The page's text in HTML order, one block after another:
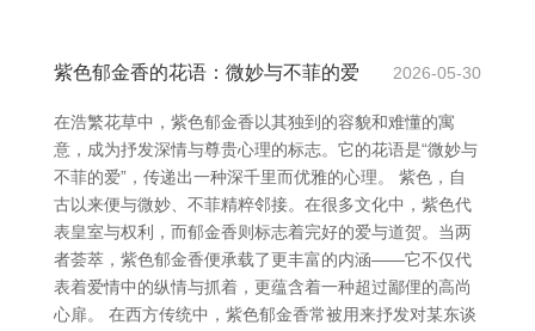
紫色郁金香的花语：微妙与不菲的爱 2026-05-30
在浩繁花草中，紫色郁金香以其独到的容貌和难懂的寓
意，成为抒发深情与尊贵心理的标志。它的花语是“微妙与
不菲的爱”，传递出一种深千里而优雅的心理。 紫色，自
古以来便与微妙、不菲精粹邻接。在很多文化中，紫色代
表皇室与权利，而郁金香则标志着完好的爱与道贺。当两
者荟萃，紫色郁金香便承载了更丰富的内涵——它不仅代
表着爱情中的纵情与抓着，更蕴含着一种超过鄙俚的高尚
心扉。 在西方传统中，紫色郁金香常被用来抒发对某东谈